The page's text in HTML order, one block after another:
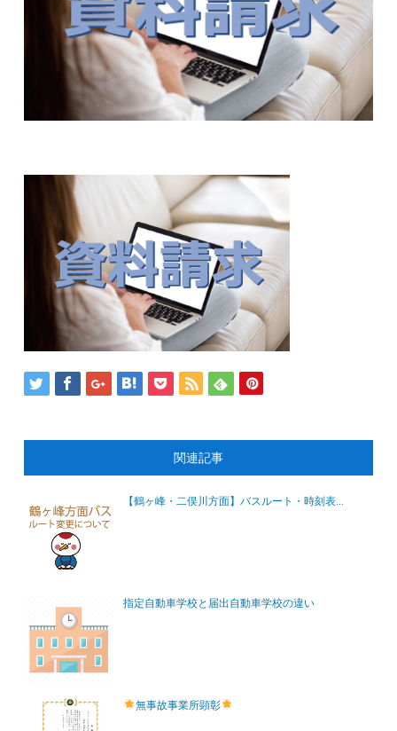
関連記事
【鶴ヶ峰・二俣川方面】バスルート・時刻表...
指定自動車学校と届出自動車学校の違い
無事故事業所顕彰